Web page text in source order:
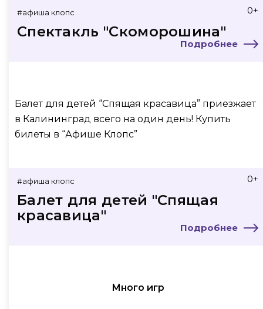
0+
#афиша клопс
Подробнее
Спектакль "Скоморошина"
Балет для детей “Спящая красавица” приезжает
в Калининград всего на один день! Купить
билеты в “Афише Клопс”
0+
#афиша клопс
Подробнее
Балет для детей "Спящая
красавица"
Много игр